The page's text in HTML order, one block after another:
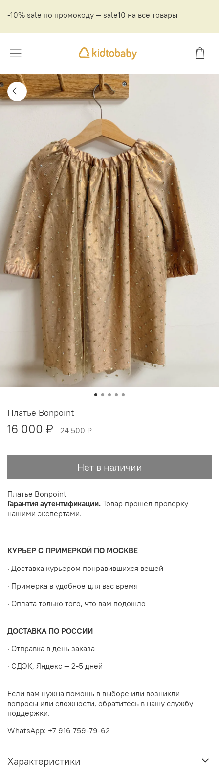
-10% sale по промокоду — sale10 на все товары
Платье Bonpoint
16 000 ₽ 24 500 ₽
Нет в наличии
Платье Bonpoint
Гарантия аутентификации. Товар прошел проверку
нашими экспертами.
КУРЬЕР С ПРИМЕРКОЙ ПО МОСКВЕ
· Доставка курьером понравившихся вещей
· Примерка в удобное для вас время
· Оплата только того, что вам подошло
ДОСТАВКА ПО РОССИИ
· Отправка в день заказа
· СДЭК, Яндекс — 2-5 дней
Если вам нужна помощь в выборе или возникли
вопросы или сложности, обратитесь в нашу службу
поддержки.
WhatsApp: +7 916 759-79-62
Характеристики